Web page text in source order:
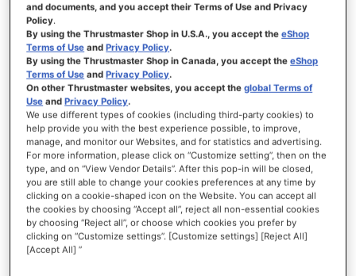
INICIAR SESSÃO
Esqueceu-se da Palavra-passe?
NOVOS CLIENTES
Criar uma conta online tem muitas vantagens: finalizar as encomendas mais
rapidamente, gravar mais que uma morada, seguir o estado das suas encomendas e
muito mais.
CRIAR UMA CONTA
and documents, and you accept their Terms of Use and Privacy
Policy.
By using the Thrustmaster Shop in U.S.A., you accept theeShop
Terms of Use andPrivacy Policy.
By using the Thrustmaster Shop in Canada, you accept theeShop
Terms of Use andPrivacy Policy.
On other Thrustmaster websites, you accept theglobal Terms of
Use andPrivacy Policy.
We use different types of cookies (including third-party cookies) to
help provide you with the best experience possible, to improve,
manage, and monitor our Websites, and for statistics and advertising.
For more information, please click on “Customize setting”, then on the
type, and on “View Vendor Details”. After this pop-in will be closed,
you are still able to change your cookies preferences at any time by
clicking on a cookie-shaped icon on the Website. You can accept all
the cookies by choosing “Accept all”, reject all non-essential cookies
by choosing “Reject all”, or choose which cookies you prefer by
clicking on “Customize settings”. [Customize settings] [Reject All]
[Accept All] ”